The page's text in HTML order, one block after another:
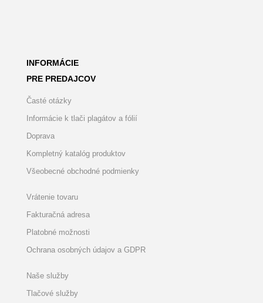
INFORMÁCIE
PRE PREDAJCOV
Časté otázky
Informácie k tlači plagátov a fólií
Doprava
Kompletný katalóg produktov
Všeobecné obchodné podmienky
Vrátenie tovaru
Fakturačná adresa
Platobné možnosti
Ochrana osobných údajov a GDPR
Naše služby
Tlačové služby